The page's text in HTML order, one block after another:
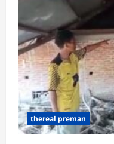
Laporan
Korban
Jiwa
Banjir
Bandang
Guci
Tegal
thereal preman